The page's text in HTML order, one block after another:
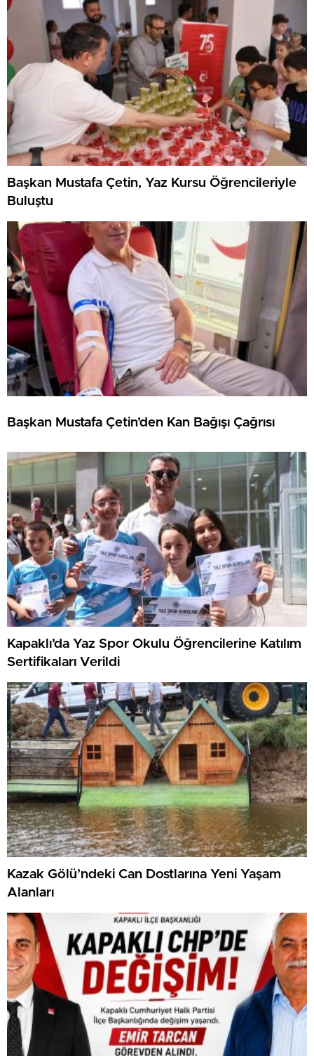
Başkan Mustafa Çetin, Yaz Kursu Öğrencileriyle
Buluştu
Başkan Mustafa Çetin’den Kan Bağışı Çağrısı
Kapaklı’da Yaz Spor Okulu Öğrencilerine Katılım
Sertifikaları Verildi
Kazak Gölü’ndeki Can Dostlarına Yeni Yaşam
Alanları